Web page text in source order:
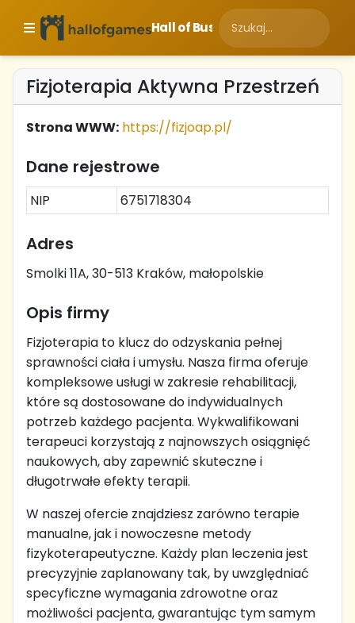
Hall of Business
Fizjoterapia Aktywna Przestrzeń
Strona WWW: https://fizjoap.pl/
Dane rejestrowe
NIP 6751718304
Adres
Smolki 11A, 30-513 Kraków, małopolskie
Opis firmy
Fizjoterapia to klucz do odzyskania pełnej
sprawności ciała i umysłu. Nasza firma oferuje
kompleksowe usługi w zakresie rehabilitacji,
które są dostosowane do indywidualnych
potrzeb każdego pacjenta. Wykwalifikowani
terapeuci korzystają z najnowszych osiągnięć
naukowych, aby zapewnić skuteczne i
długotrwałe efekty terapii.
W naszej ofercie znajdziesz zarówno terapie
manualne, jak i nowoczesne metody
fizykoterapeutyczne. Każdy plan leczenia jest
precyzyjnie zaplanowany tak, by uwzględniać
specyficzne wymagania zdrowotne oraz
możliwości pacjenta, gwarantując tym samym